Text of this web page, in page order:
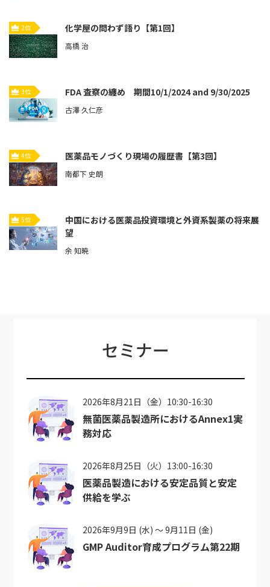
2位 化学屋の問わず語り【第1回】
高橋 治
3位 FDA 査察の纏め 期間10/1/2024 and 9/30/2025
古澤 久仁彦
4位 医薬品モノづくり現場の履歴書【第3回】
南都下 史朗
5位
中国における医薬品投資環境と外資系製薬の将来展
望
余 知暁
セミナー
2026年8月21日（金）10:30-16:30
無菌医薬品製造所におけるAnnex1実
務対応
2026年8月25日（火）13:00-16:30
医薬品製造における安定品質と安定
供給を学ぶ
2026年9月9日 (水) ～ 9月11日 (金)
GMP Auditor育成プログラム第22期